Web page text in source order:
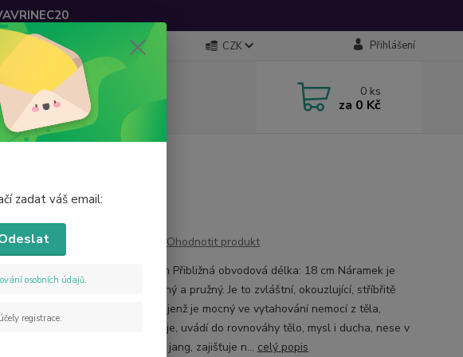
CZK Přihlášení
0 ks
za 0 Kč
Ohodnotit produkt
Přibližná šířka: 8mm Přibližná obvodová délka: 18 cm Náramek je
částečně roztažitelný a pružný. Je to zvláštní, okouzlující, stříbřitě
šedý, těžký kámen, jenž je mocný ve vytahování nemocí z těla,
uzemňuje, ochraňuje, uvádí do rovnováhy tělo, mysl i ducha, nese v
sobě silný element jang, zajišťuje n... celý popis
zadat váš email:
osobních údajů.
registrace.